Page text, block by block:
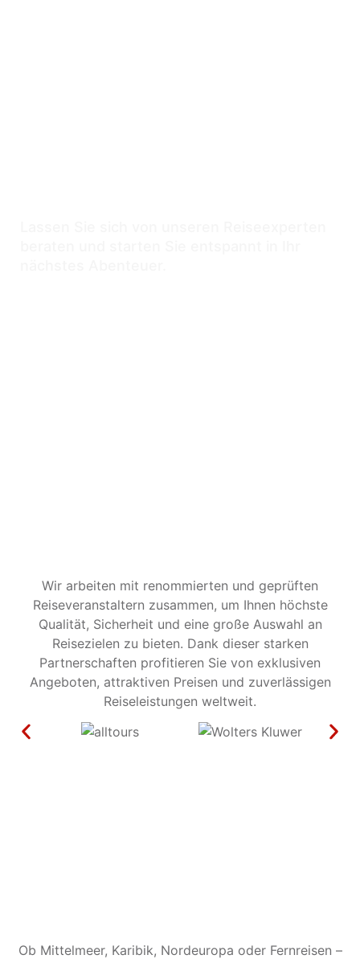
Wir arbeiten mit renommierten und geprüften
Reiseveranstaltern zusammen, um Ihnen höchste
Qualität, Sicherheit und eine große Auswahl an
Reisezielen zu bieten. Dank dieser starken
Partnerschaften profitieren Sie von exklusiven
Angeboten, attraktiven Preisen und zuverlässigen
Reiseleistungen weltweit.
Ob Mittelmeer, Karibik, Nordeuropa oder Fernreisen –